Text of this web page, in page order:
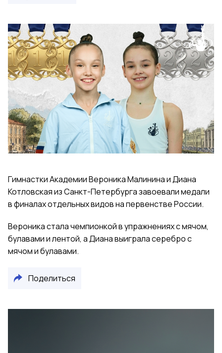
Гимнастки Академии Вероника Малинина и Диана
Котловская из Санкт-Петербурга завоевали медали
в финалах отдельных видов на первенстве России.
Вероника стала чемпионкой в упражнениях с мячом,
булавами и лентой, а Диана выиграла серебро с
мячом и булавами.
Поделиться